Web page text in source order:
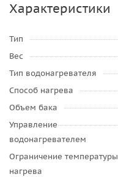
Характеристики
Тип
Вес
Тип водонагревателя
Способ нагрева
Объем бака
Управление
водонагревателем
Ограничение температуры
нагрева